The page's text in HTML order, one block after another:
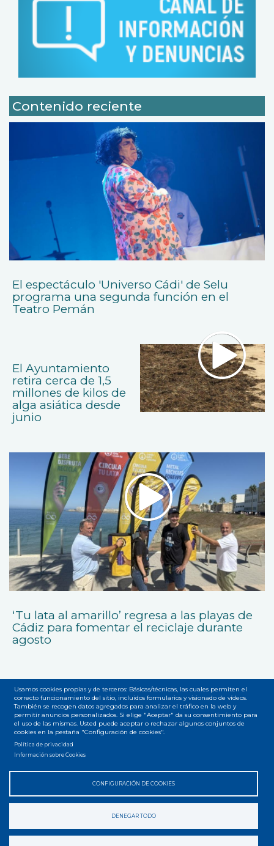
Contenido reciente
El espectáculo 'Universo Cádi' de Selu
programa una segunda función en el
Teatro Pemán
El Ayuntamiento
retira cerca de 1,5
millones de kilos de
alga asiática desde
junio
‘Tu lata al amarillo’ regresa a las playas de
Cádiz para fomentar el reciclaje durante
agosto
Menú
del
Accesibilidad Privacidad Legal Cookies Mapa web
Usamos cookies propias y de terceros: Básicas/técnicas, las cuales permiten el
correcto funcionamiento del sitio, incluidos formularios y visionado de vídeos.
También se recogen datos agregados para analizar el tráfico en la web y
permitir anuncios personalizados. Si elige "Aceptar" da su consentimiento para
el uso de las mismas. Usted puede aceptar o rechazar algunos conjuntos de
cookies en la pestaña "Configuración de cookies".
Política de privacidad
Información sobre Cookies
CONFIGURACIÓN DE COOKIES
DENEGAR TODO